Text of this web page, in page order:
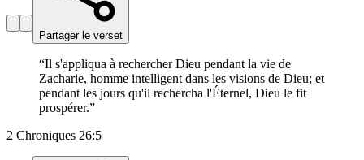
Partager le verset
“Il s'appliqua à rechercher Dieu pendant la vie de
Zacharie, homme intelligent dans les visions de Dieu; et
pendant les jours qu'il rechercha l'Éternel, Dieu le fit
prospérer.”
2 Chroniques 26:5